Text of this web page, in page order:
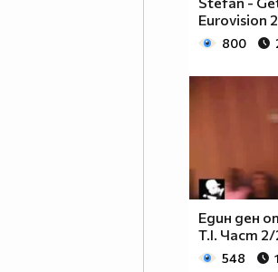
Eurovision
800
Един ден
T.I. Част 2/
548